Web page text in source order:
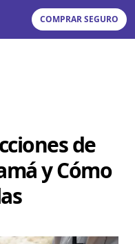
COMPRAR SEGURO
de
y Cómo